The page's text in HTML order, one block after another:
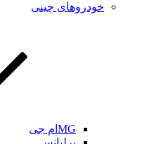
خودروهای چینی
MGام جی